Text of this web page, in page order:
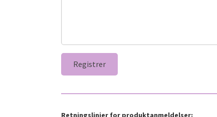
Retningslinjer for produktanmeldelser: